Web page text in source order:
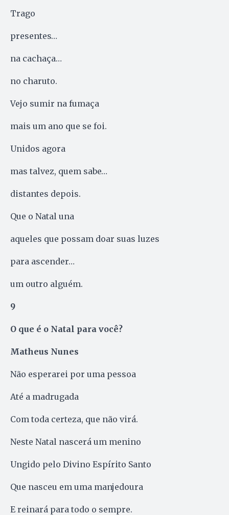
Trago
presentes…
na cachaça…
no charuto.
Vejo sumir na fumaça
mais um ano que se foi.
Unidos agora
mas talvez, quem sabe…
distantes depois.
Que o Natal una
aqueles que possam doar suas luzes
para ascender…
um outro alguém.
9
O que é o Natal para você?
Matheus Nunes
Não esperarei por uma pessoa
Até a madrugada
Com toda certeza, que não virá.
Neste Natal nascerá um menino
Ungido pelo Divino Espírito Santo
Que nasceu em uma manjedoura
E reinará para todo o sempre.